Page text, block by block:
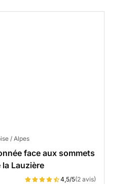
/ Alpes
face aux sommets
Lauzière
4,5/5(2 avis)